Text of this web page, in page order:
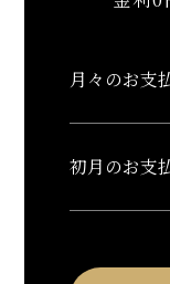
月々のお支
初月のお支